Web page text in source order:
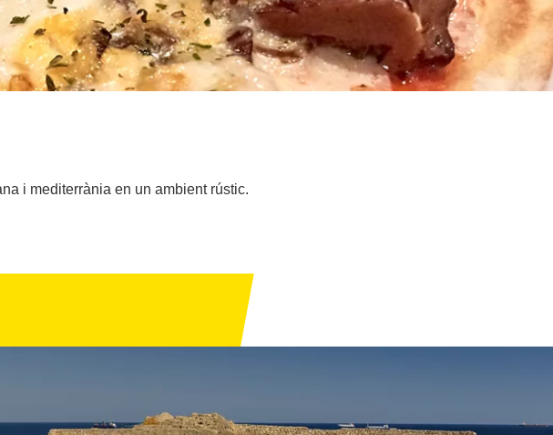
i mediterrània en un ambient rústic.